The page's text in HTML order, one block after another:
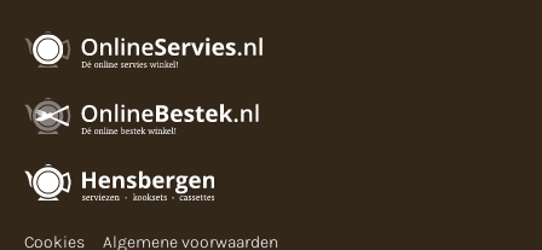
Cookies Algemene voorwaarden